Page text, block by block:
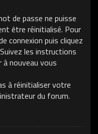
de passe ne puisse
être réinitialisé. Pour
connexion puis cliquez
les instructions
nouveau vous
à réinitialiser votre
du forum.